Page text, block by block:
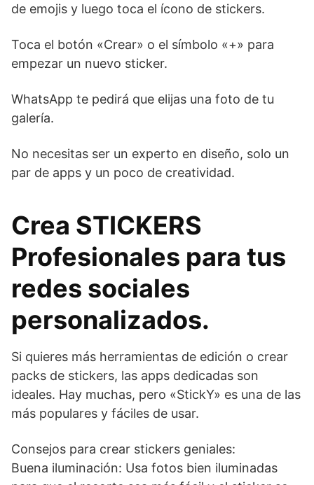
de emojis y luego toca el ícono de stickers.
Toca el botón «Crear» o el símbolo «+» para
empezar un nuevo sticker.
WhatsApp te pedirá que elijas una foto de tu
galería.
No necesitas ser un experto en diseño, solo un
par de apps y un poco de creatividad.
Crea STICKERS
Profesionales para tus
redes sociales
personalizados.
Si quieres más herramientas de edición o crear
packs de stickers, las apps dedicadas son
ideales. Hay muchas, pero «StickY» es una de las
más populares y fáciles de usar.
Consejos para crear stickers geniales:
Buena iluminación: Usa fotos bien iluminadas